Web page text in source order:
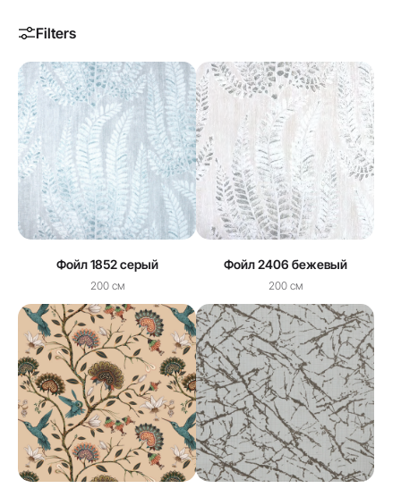
Filters
Фойл 1852 серый
200 см
Фойл 2406 бежевый
200 см